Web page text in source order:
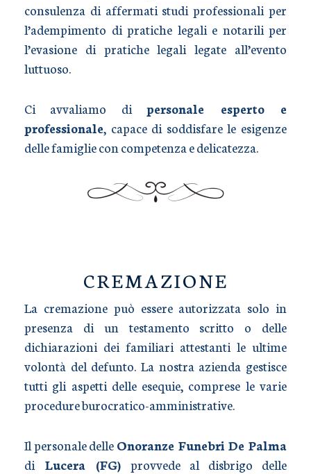
consulenza di affermati studi professionali per
l’adempimento di pratiche legali e notarili per
l’evasione di pratiche legali legate all’evento
luttuoso.
Ci avvaliamo dipersonale esperto e
professionale, capace di soddisfare le esigenze
delle famiglie con competenza e delicatezza.
CREMAZIONE
La cremazione può essere autorizzata solo in
presenza di un testamento scritto o delle
dichiarazioni dei familiari attestanti le ultime
volontà del defunto. La nostra azienda gestisce
tutti gli aspetti delle esequie, comprese le varie
procedure burocratico-amministrative.
Il personale delleOnoranze Funebri De Palma
di Lucera (FG) provvede al disbrigo delle